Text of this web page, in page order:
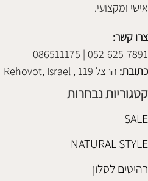
אישי ומקצועי.
צרו קשר:
052-625-7891 | 086511175
כתובת: הרצל 119 , Rehovot, Israel
קטגוריות נבחרות
SALE
NATURAL STYLE
רהיטים לסלון